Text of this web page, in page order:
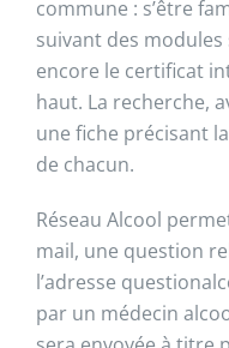
commune : s’être
suivant des modules
encore le certificat
haut. La recherche,
une fiche précisant
de chacun.
Réseau Alcool
mail, une question
l’adresse
par un médecin